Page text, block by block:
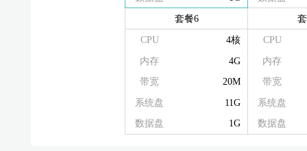
套餐6
CPU
4核
内存
4G
带宽
20M
系统盘
11G
数据盘
1G
CPU
内存
带宽
系统盘
数据盘